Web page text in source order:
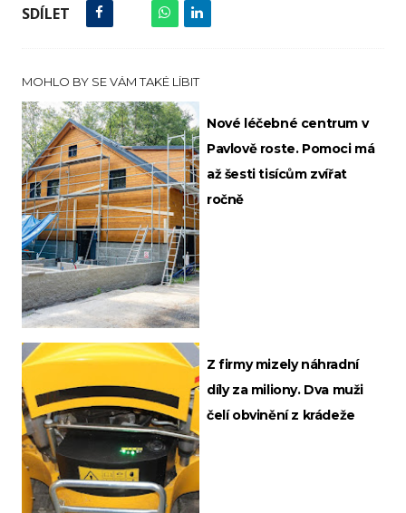
SDÍLET
MOHLO BY SE VÁM TAKÉ LÍBIT
Nové léčebné centrum v
Pavlově roste. Pomoci má
až šesti tisícům zvířat
ročně
Z firmy mizely náhradní
díly za miliony. Dva muži
čelí obvinění z krádeže